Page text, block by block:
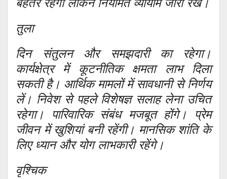
बेहतर रहेगा लेकिन नियमित व्यायाम जारी रखें।
तुला
दिन संतुलन और समझदारी का रहेगा।
कार्यक्षेत्र में कूटनीतिक क्षमता लाभ दिला
सकती है। आर्थिक मामलों में सावधानी से निर्णय
लें। निवेश से पहले विशेषज्ञ सलाह लेना उचित
रहेगा। पारिवारिक संबंध मजबूत होंगे। प्रेम
जीवन में खुशियां बनी रहेंगी। मानसिक शांति के
लिए ध्यान और योग लाभकारी रहेंगे।
वृश्चिक